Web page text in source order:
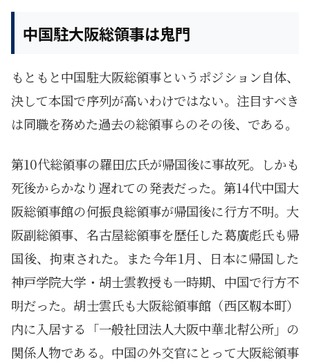
中国駐大阪総領事は鬼門
もともと中国駐大阪総領事というポジション自体、
決して本国で序列が高いわけではない。注目すべき
は同職を務めた過去の総領事らのその後、である。
第10代総領事の羅田広氏が帰国後に事故死。しかも
死後からかなり遅れての発表だった。第14代中国大
阪総領事館の何振良総領事が帰国後に行方不明。大
阪副総領事、名古屋総領事を歴任した葛廣彪氏も帰
国後、拘束された。また今年1月、日本に帰国した
神戸学院大学・胡士雲教授も一時期、中国で行方不
明だった。胡士雲氏も大阪総領事館（西区靱本町）
内に入居する「一般社団法人大阪中華北幇公所」の
関係人物である。中国の外交官にとって大阪総領事